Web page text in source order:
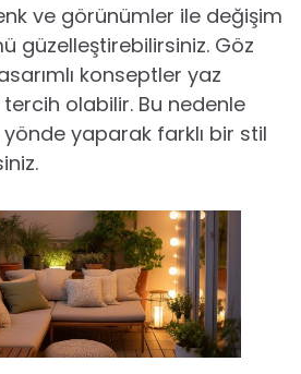
ve görünümler ile değişim
güzelleştirebilirsiniz. Göz
konseptler yaz
olabilir. Bu nedenle
yaparak farklı bir stil